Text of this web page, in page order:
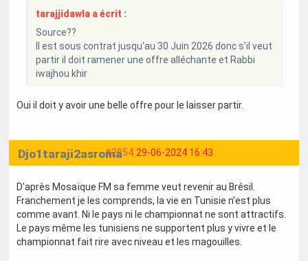
tarajjidawla a écrit :
Source??
Il est sous contrat jusqu'au 30 Juin 2026 donc s'il veut
partir il doit ramener une offre alléchante et Rabbi
iwajhou khir
Oui il doit y avoir une belle offre pour le laisser partir.
#2854 29-06-2024 16:43
Djo1taraji2asroma
D'après Mosaïque FM sa femme veut revenir au Brésil.
Franchement je les comprends, la vie en Tunisie n'est plus
comme avant. Ni le pays ni le championnat ne sont attractifs.
Le pays même les tunisiens ne supportent plus y vivre et le
championnat fait rire avec niveau et les magouilles.